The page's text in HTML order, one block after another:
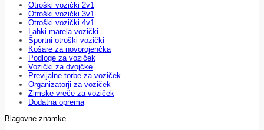
Otroški vozički 2v1
Otroški vozički 3v1
Otroški vozički 4v1
Lahki marela vozički
Športni otroški vozički
Košare za novorojenčka
Podloge za voziček
Vozički za dvojčke
Previjalne torbe za voziček
Organizatorji za voziček
Zimske vreče za voziček
Dodatna oprema
Blagovne znamke